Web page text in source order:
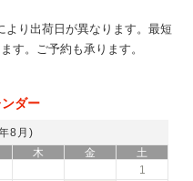
より出荷日が異なります。最短
す。ご予約も承ります。
ダー
8月)
木 金
土
1